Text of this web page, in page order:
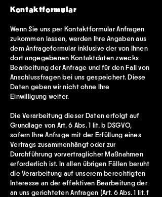
Kontaktformular
Wenn Sie uns per Kontaktformular Anfragen
zukommen lassen, werden Ihre Angaben aus
dem Anfrageformular inklusive der von Ihnen
dort angegebenen Kontaktdaten zwecks
Bearbeitung der Anfrage und für den Fall von
Anschlussfragen bei uns gespeichert. Diese
Daten geben wir nicht ohne Ihre
Einwilligung weiter.
Die Verarbeitung dieser Daten erfolgt auf
Grundlage von Art. 6 Abs. 1 lit. b DSGVO,
sofern Ihre Anfrage mit der Erfüllung eines
Vertrags zusammenhängt oder zur
Durchführung vorvertraglicher Maßnahmen
erforderlich ist. In allen übrigen Fällen beruht
die Verarbeitung auf unserem berechtigten
Interesse an der effektiven Bearbeitung der
an uns gerichteten Anfragen (Art. 6 Abs. 1 lit. f